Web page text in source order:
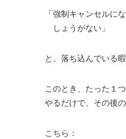
「強制キャンセルに
しょうがない」
と、落ち込んでいる
このとき、たった１
やるだけで、その後
こちら：